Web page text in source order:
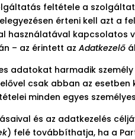
feltétele a
érteni kell azt a
használatával kapcsolatos
– az érintett azAdatkezelő
adatokat harmadik
csak abban az esetben
minden egyes
és az adatkezelés
) felé továbbíthatja, ha a